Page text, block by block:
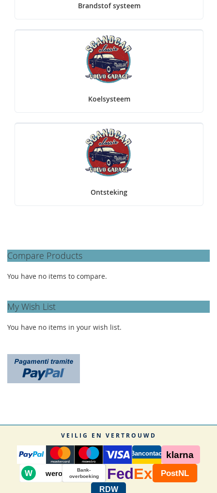
Brandstof systeem
Koelsysteem
Ontsteking
Compare Products
You have no items to compare.
My Wish List
You have no items in your wish list.
VEILIG EN VERTROUWD
Bancontact klarna
W wero
Bank-
overboeking
Fed Ex PostNL
RDW